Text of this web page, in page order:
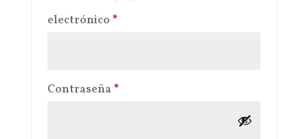
electrónico *Obligatorio
Contraseña *Obligatorio